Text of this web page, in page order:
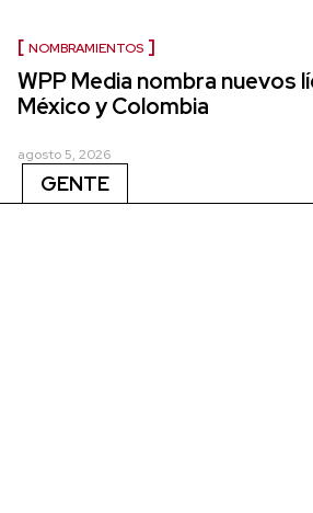
NOMBRAMIENTOS
WPP Media nombra nuevos
México y Colombia
agosto 5, 2026
GENTE